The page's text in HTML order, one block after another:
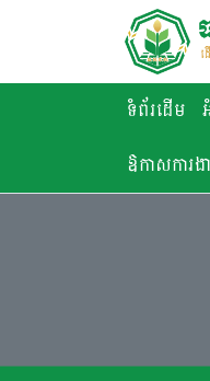
ទំព័រដើម
ឱកាសការង